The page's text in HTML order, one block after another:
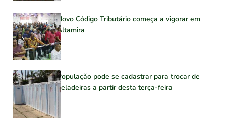
Novo Código Tributário começa a vigorar em
Altamira
População pode se cadastrar para trocar de
geladeiras a partir desta terça-feira